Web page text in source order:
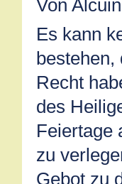
Von
Es kann
bestehen,
Recht
des
Feiertage
zu
Gebot zu